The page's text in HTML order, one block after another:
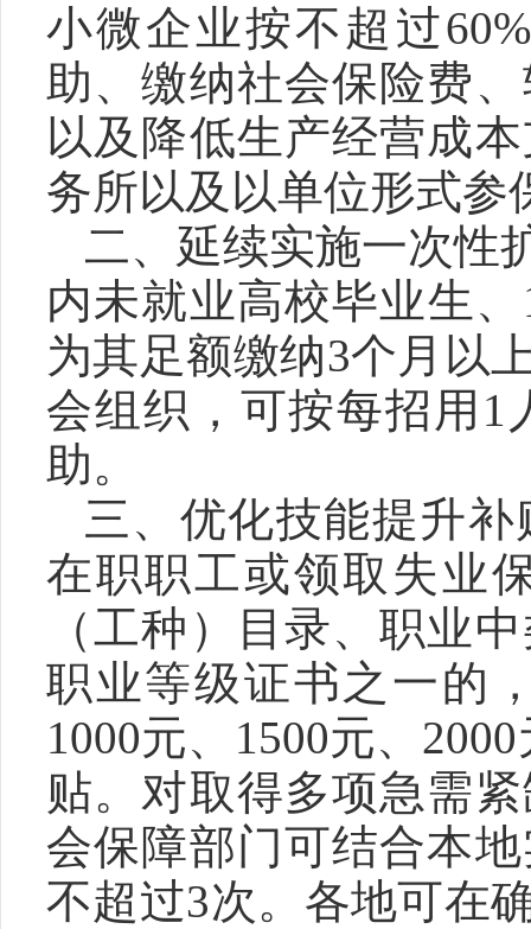
小微企业按不超过
助、缴纳社会保险费
以及降低生产经营成
务所以及以单位形式参
二、延续实施一次性
内未就业高校毕业生
为其足额缴纳3个月以
会组织，可按每招用1
助。
三、优化技能提升
在职职工或领取失业
（工种）目录、职业
职业等级证书之一的
1000元、1500元、
贴。对取得多项急需
会保障部门可结合本
不超过3次。各地可在